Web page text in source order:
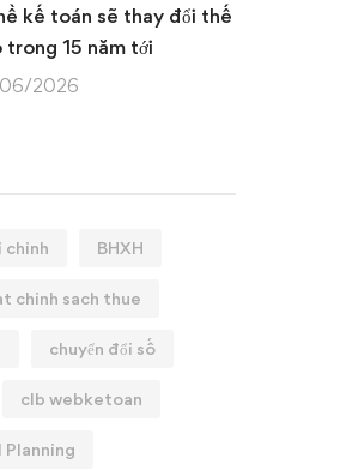
kế toán sẽ thay đổi thế
trong 15 năm tới
2026
chinh BHXH
chinh sach thue
chuyển đổi số
clb webketoan
Planning